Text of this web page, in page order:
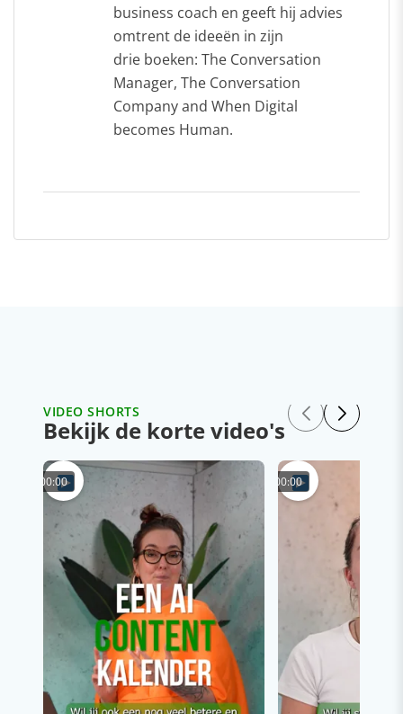
business coach en geeft hij advies
omtrent de ideeën in zijn
drie boeken: The Conversation
Manager, The Conversation
Company and When Digital
becomes Human.
VIDEO SHORTS
Bekijk de korte video's
00:00 00:00